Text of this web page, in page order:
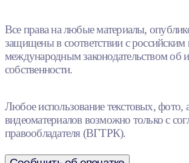
Все права на любые материалы,
защищены в соответствии с российским
международным законодательством об
собственности.
Любое использование текстовых, фото,
видеоматериалов возможно только с
правообладателя (ВГТРК).